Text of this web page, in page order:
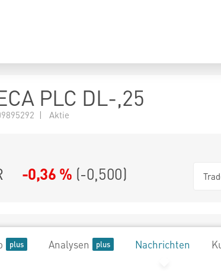
PLC DL-,25
| Aktie
-0,36 % (-0,500)
Analysen Nachrichten